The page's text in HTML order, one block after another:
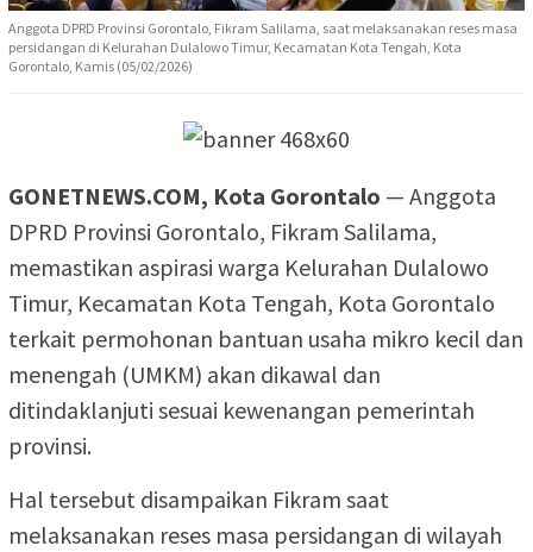
Anggota DPRD Provinsi Gorontalo, Fikram Salilama, saat melaksanakan reses masa
persidangan di Kelurahan Dulalowo Timur, Kecamatan Kota Tengah, Kota
Gorontalo, Kamis (05/02/2026)
GONETNEWS.COM, Kota Gorontalo — Anggota
DPRD Provinsi Gorontalo, Fikram Salilama,
memastikan aspirasi warga Kelurahan Dulalowo
Timur, Kecamatan Kota Tengah, Kota Gorontalo
terkait permohonan bantuan usaha mikro kecil dan
menengah (UMKM) akan dikawal dan
ditindaklanjuti sesuai kewenangan pemerintah
provinsi.
Hal tersebut disampaikan Fikram saat
melaksanakan reses masa persidangan di wilayah